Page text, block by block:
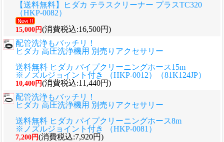
【送料無料】ヒダカ テラスクリーナー プラスTC320
（HKP-0082）
15,000円(消費税込:16,500円)
配管洗浄もバッチリ！
ヒダカ 高圧洗浄機用 別売りアクセサリー
送料無料 ヒダカ パイプクリーニングホース15m
※ノズルジョイント付き （HKP-0012）（81K124JP）
10,400円(消費税込:11,440円)
配管洗浄もバッチリ！
ヒダカ 高圧洗浄機用 別売りアクセサリー
送料無料 ヒダカ パイプクリーニングホース8m
※ノズルジョイント付き （HKP-0081）
7,200円(消費税込:7,920円)